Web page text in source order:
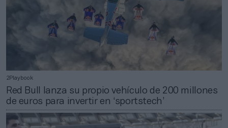
2Playbook
Red Bull lanza su propio vehículo de 200 millones
de euros para invertir en ‘sportstech’